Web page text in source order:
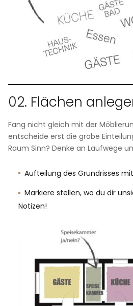
02. Flächen
Fang nicht gleich mit der
entscheide erst die grobe
Raum Sinn? Denke an Laufwege
Aufteilung des Grundrisses
Markiere stellen, wo du dir
Notizen!